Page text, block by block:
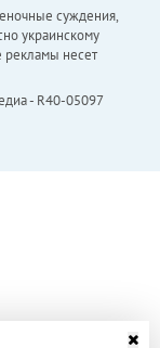
суждения,
украинскому
рекламы несет
- R40-05097